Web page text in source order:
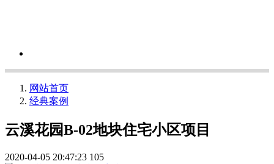
网站首页
经典案例
云溪花园B-02地块住宅小区项目
2020-04-05 20:47:23 105